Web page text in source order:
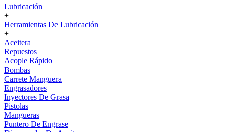
Lubricación
+
Herramientas De Lubricación
+
Aceitera
Repuestos
Acople Rápido
Bombas
Carrete Manguera
Engrasadores
Inyectores De Grasa
Pistolas
Mangueras
Puntero De Engrase